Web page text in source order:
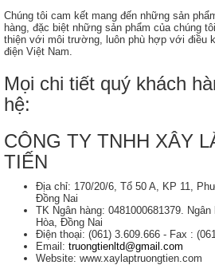
Chúng tôi cam kết mang đến những sản
hàng, đặc biệt những sản phẩm của chúng
thiện với môi trường, luôn phù hợp với điều
điện Việt Nam.
Mọi chi tiết quý khách
hệ:
CÔNG TY TNHH XÂY
TIẾN
Địa chỉ: 170/20/6, Tổ 50 A, KP 11,
Đồng Nai
TK Ngân hàng: 0481000681379.
Hòa, Đồng Nai
Điện thoại: (061) 3.609.666 - Fax :
Email: truongtienltd@gmail.com
Website: www.xaylaptruongtien.com